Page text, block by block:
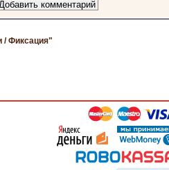
/ Фиксация"